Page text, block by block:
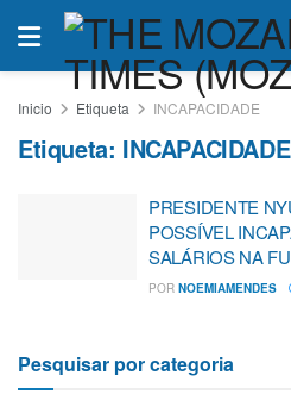
Inicio Etiqueta INCAPACIDADE
Etiqueta: INCAPACIDADE
PRESIDENTE
POSSÍVEL
SALÁRIOS NA
POR NOEMIAMENDES
Pesquisar por categoria